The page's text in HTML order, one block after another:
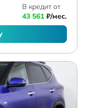
В кредит от
43 561 ₽/мес.